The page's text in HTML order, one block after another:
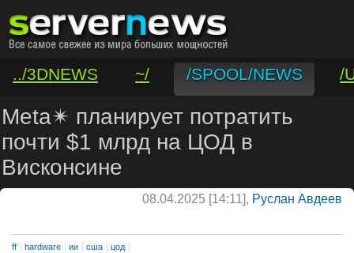
../3DNEWS ~/ /SPOOL/NEWS
/
/VAR/CONTACT
Meta✴ планирует потратить
почти $1 млрд на ЦОД в
Висконсине
08.04.2025 [14:11], Руслан Авдеев
ff hardware ии сша цод